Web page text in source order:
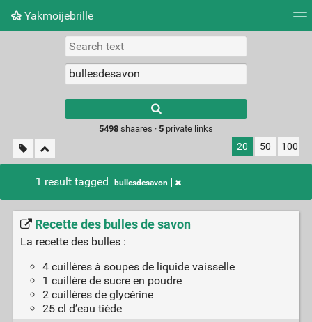
Yakmoijebrille
Picture wall
results.
5498shaares · 5private links
20 50 100
1 result tagged bullesdesavon
Recette des bulles de savon
La recette des bulles :
4 cuillères à soupes de liquide vaisselle
1 cuillère de sucre en poudre
2 cuillères de glycérine
25 cl d’eau tiède